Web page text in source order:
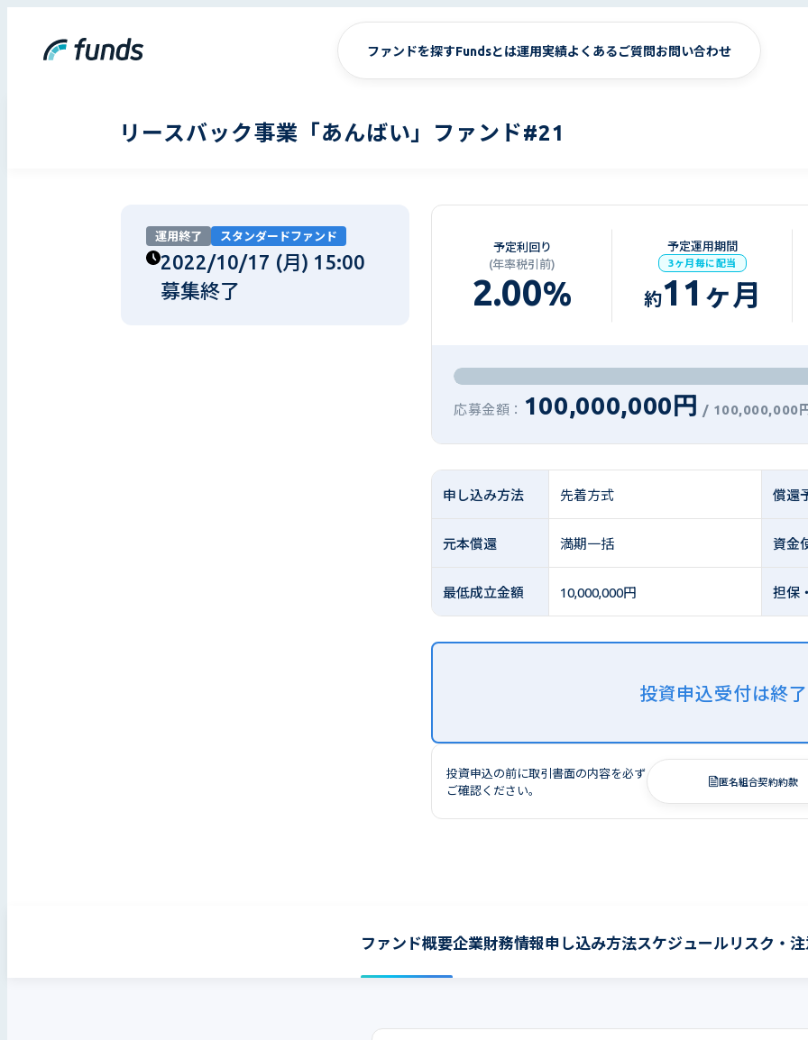
ファンドを探すFundsとは運用実績よくあるご質問お問い合わせ
リースバック事業「あんばい」ファンド#21
運用終了 スタンダードファンド
2022/10/17 (月) 15:00
募集終了
予定利回り
(年率税引前)
2.00%
予定運用期間
3ヶ月毎に配当
約11 ヶ月
応募金額： 100,000,000円 / 100,000,000
申し込み方法 先着方式 償還
元本償還 満期一括 資金
最低成立金額 10,000,000円 担保
投資申込受付は終
投資申込の前に取引書面の内容を必ず
ご確認ください。
匿名組合契約約款
ファンド概要企業財務情報申し込み方法スケジュールリスク・